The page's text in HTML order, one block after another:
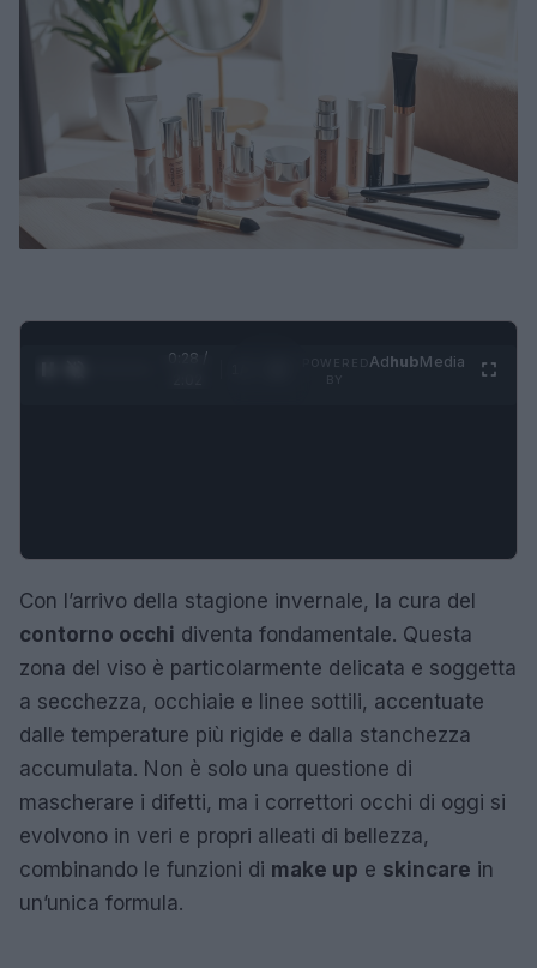
0:29 /
AdhubMedia
Con l’arrivo della stagione invernale, la cura del
contorno occhi diventa fondamentale. Questa
zona del viso è particolarmente delicata e soggetta
a secchezza, occhiaie e linee sottili, accentuate
dalle temperature più rigide e dalla stanchezza
accumulata. Non è solo una questione di
mascherare i difetti, ma i correttori occhi di oggi si
evolvono in veri e propri alleati di bellezza,
combinando le funzioni di make up e skincare in
un’unica formula.